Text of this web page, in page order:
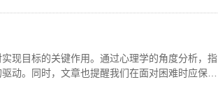
现目标的关键作用。通过心理学的角度分析，指
动。同时，文章也提醒我们在面对困难时应保持